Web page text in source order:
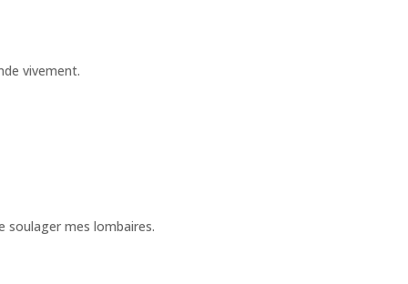
vivement.
soulager mes lombaires.